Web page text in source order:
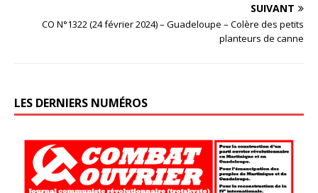
SUIVANT
CO N°1322 (24 février 2024) – Guadeloupe – Colère des petits
planteurs de canne
LES DERNIERS NUMÉROS